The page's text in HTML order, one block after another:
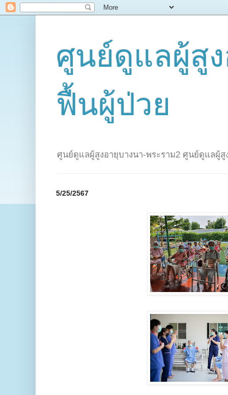
ศูนย์ดูแลผู้สู
ฟื้นผู้ป่วย
ศูนย์ดูแลผู้สูงอายุบางนา-พระราม2 ศูนย์ดูแลผู้
5/25/2567